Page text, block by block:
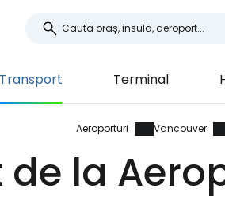
Terminal
Aeroporturi Vancouver
la